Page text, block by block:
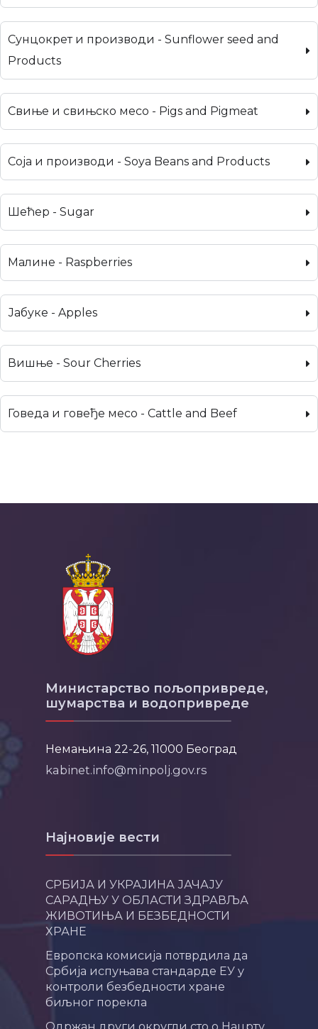
Сунцокрет и производи - Sunflower seed and
Products
Свиње и свињско месо - Pigs and Pigmeat
Соја и производи - Soya Beans and Products
Шећер - Sugar
Малине - Raspberries
Јабуке - Apples
Вишње - Sour Cherries
Говеда и говеђе месо - Cattle and Beef
Министарство пољопривреде,
шумарства и водопривреде
Немањина 22-26, 11000 Београд
kabinet.info@minpolj.gov.rs
Најновије вести
СРБИЈА И УКРАЈИНА ЈАЧАЈУ
САРАДЊУ У ОБЛАСТИ ЗДРАВЉА
ЖИВОТИЊА И БЕЗБЕДНОСТИ
ХРАНЕ
Европска комисија потврдила да
Србија испуњава стандарде ЕУ у
контроли безбедности хране
биљног порекла